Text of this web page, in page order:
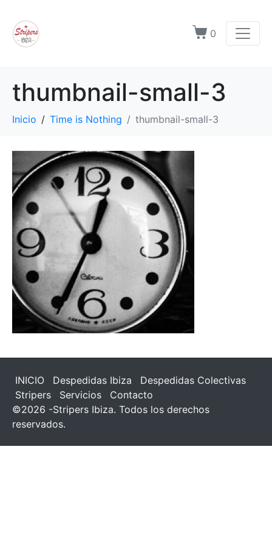
0
thumbnail-small-3
Inicio Time is Nothing thumbnail-small-3
INICIO Despedidas Ibiza
Despedidas Colectivas
Stripers
Servicios
Contacto
©2026 -Stripers Ibiza. Todos los derechos
reservados.